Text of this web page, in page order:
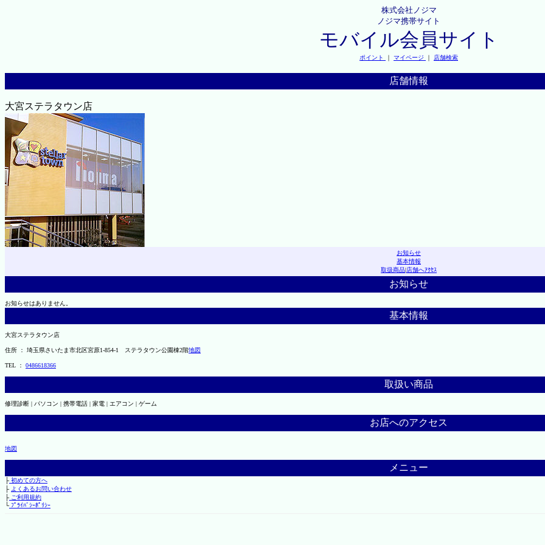
株式会社ノジマ
ノジマ携帯サイト
モバイル会員サイト
ポイント ｜ マイページ ｜ 店舗検索
店舗情報
大宮ステラタウン店
お知らせ
基本情報
取扱商品|店舗へｱｸｾｽ
お知らせ
お知らせはありません。
基本情報
大宮ステラタウン店
住所 ： 埼玉県さいたま市北区宮原1-854-1 ステラタウン公園棟2階地図
TEL ： 0486618366
取扱い商品
修理診断 | パソコン | 携帯電話 | 家電 | エアコン | ゲーム
お店へのアクセス
地図
メニュー
├初めての方へ
├ よくあるお問い合わせ
├ご利用規約
└ﾌﾟﾗｲﾊﾞｼｰﾎﾟﾘｼｰ